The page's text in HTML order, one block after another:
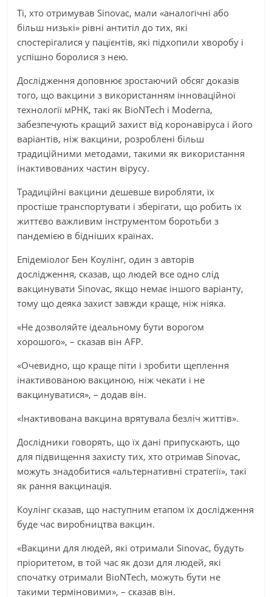
Ті, хто отримував Sinovac, мали «аналогічні або
більш низькі» рівні антитіл до тих, які
спостерігалися у пацієнтів, які підхопили хворобу і
успішно боролися з нею.
Дослідження доповнює зростаючий обсяг доказів
того, що вакцини з використанням інноваційної
технології мРНК, такі як BioNTech і Moderna,
забезпечують кращий захист від коронавіруса і його
варіантів, ніж вакцини, розроблені більш
традиційними методами, такими як використання
інактивованих частин вірусу.
Традиційні вакцини дешевше виробляти, їх
простіше транспортувати і зберігати, що робить їх
життєво важливим інструментом боротьби з
пандемією в бідніших країнах.
Епідеміолог Бен Коулінг, один з авторів
дослідження, сказав, що людей все одно слід
вакцинувати Sinovac, якщо немає іншого варіанту,
тому що деяка захист завжди краще, ніж ніяка.
«Не дозволяйте ідеальному бути ворогом
хорошого», – сказав він AFP.
«Очевидно, що краще піти і зробити щеплення
інактивованою вакциною, ніж чекати і не
вакцинуватися», – додав він.
«Інактивована вакцина врятувала безліч життів».
Дослідники говорять, що їх дані припускають, що
для підвищення захисту тих, хто отримав Sinovac,
можуть знадобитися «альтернативні стратегії», такі
як рання вакцинація.
Коулінг сказав, що наступним етапом їх дослідження
буде час виробництва вакцин.
«Вакцини для людей, які отримали Sinovac, будуть
пріоритетом, в той час як дози для людей, які
спочатку отримали BioNTech, можуть бути не
такими терміновими», – сказав він.